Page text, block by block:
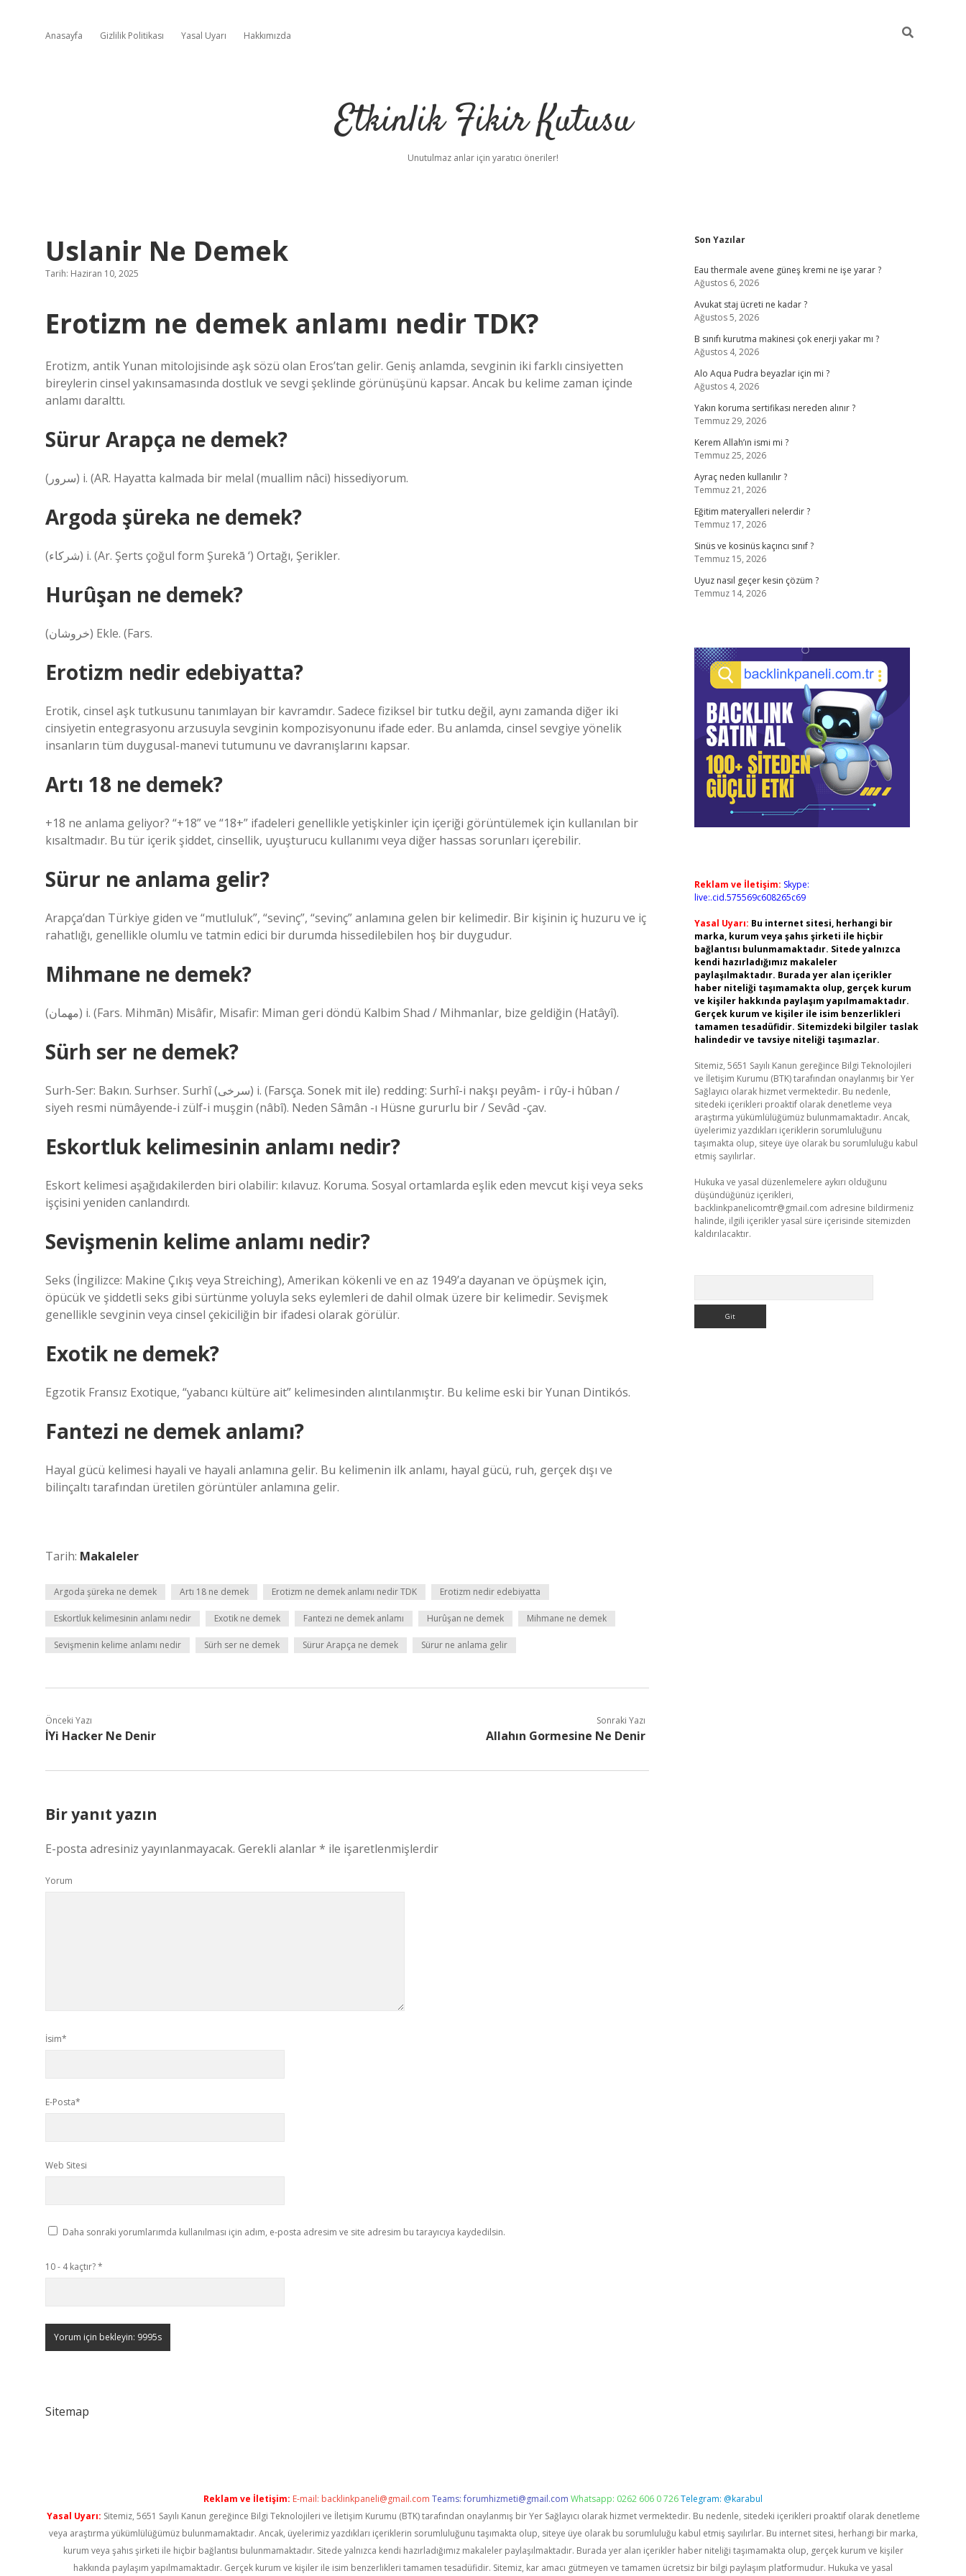
Anasayfa Gizlilik Politikası Yasal Uyarı Hakkımızda
Etkinlik Fikir Kutusu
Unutulmaz anlar için yaratıcı öneriler!
Uslanir Ne Demek
Tarih: Haziran 10, 2025
Erotizm ne demek anlamı nedir TDK?
Erotizm, antik Yunan mitolojisinde aşk sözü olan Eros’tan gelir. Geniş anlamda, sevginin iki farklı cinsiyetten
bireylerin cinsel yakınsamasında dostluk ve sevgi şeklinde görünüşünü kapsar. Ancak bu kelime zaman içinde
anlamı daralttı.
Sürur Arapça ne demek?
(ﺳﺮﻭﺭ) i. (AR. Hayatta kalmada bir melal (muallim nâci) hissediyorum.
Argoda şüreka ne demek?
(ﺷﺮﻛﺎﺀ) i. (Ar. Şerts çoğul form Şurekā ‘) Ortağı, Şerikler.
Hurûşan ne demek?
(ﺧﺮﻭﺷﺎﻥ) Ekle. (Fars.
Erotizm nedir edebiyatta?
Erotik, cinsel aşk tutkusunu tanımlayan bir kavramdır. Sadece fiziksel bir tutku değil, aynı zamanda diğer iki
cinsiyetin entegrasyonu arzusuyla sevginin kompozisyonunu ifade eder. Bu anlamda, cinsel sevgiye yönelik
insanların tüm duygusal-manevi tutumunu ve davranışlarını kapsar.
Artı 18 ne demek?
+18 ne anlama geliyor? “+18” ve “18+” ifadeleri genellikle yetişkinler için içeriği görüntülemek için kullanılan bir
kısaltmadır. Bu tür içerik şiddet, cinsellik, uyuşturucu kullanımı veya diğer hassas sorunları içerebilir.
Sürur ne anlama gelir?
Arapça’dan Türkiye giden ve “mutluluk”, “sevinç”, “sevinç” anlamına gelen bir kelimedir. Bir kişinin iç huzuru ve iç
rahatlığı, genellikle olumlu ve tatmin edici bir durumda hissedilebilen hoş bir duygudur.
Mihmane ne demek?
(ﻣﻬﻤﺎﻥ) i. (Fars. Mihmān) Misâfir, Misafir: Miman geri döndü Kalbim Shad / Mihmanlar, bize geldiğin (Hatâyî).
Sürh ser ne demek?
Surh-Ser: Bakın. Surhser. Surhî (ﺳﺮﺧﻰ) i. (Farsça. Sonek mit ile) redding: Surhî-i nakşı peyâm- i rûy-i hûban /
siyeh resmi nümâyende-i zülf-i muşgin (nâbî). Neden Sâmân -ı Hüsne gururlu bir / Sevâd -çav.
Eskortluk kelimesinin anlamı nedir?
Eskort kelimesi aşağıdakilerden biri olabilir: kılavuz. Koruma. Sosyal ortamlarda eşlik eden mevcut kişi veya seks
işçisini yeniden canlandırdı.
Sevişmenin kelime anlamı nedir?
Seks (İngilizce: Makine Çıkış veya Streiching), Amerikan kökenli ve en az 1949’a dayanan ve öpüşmek için,
öpücük ve şiddetli seks gibi sürtünme yoluyla seks eylemleri de dahil olmak üzere bir kelimedir. Sevişmek
genellikle sevginin veya cinsel çekiciliğin bir ifadesi olarak görülür.
Exotik ne demek?
Egzotik Fransız Exotique, “yabancı kültüre ait” kelimesinden alıntılanmıştır. Bu kelime eski bir Yunan Dintikós.
Fantezi ne demek anlamı?
Hayal gücü kelimesi hayali ve hayali anlamına gelir. Bu kelimenin ilk anlamı, hayal gücü, ruh, gerçek dışı ve
bilinçaltı tarafından üretilen görüntüler anlamına gelir.
Tarih: Makaleler
Argoda şüreka ne demek Artı 18 ne demek Erotizm ne demek anlamı nedir TDK Erotizm nedir edebiyatta
Eskortluk kelimesinin anlamı nedir Exotik ne demek Fantezi ne demek anlamı Hurûşan ne demek Mihmane ne demek
Sevişmenin kelime anlamı nedir Sürh ser ne demek Sürur Arapça ne demek Sürur ne anlama gelir
Önceki Yazı
İYi Hacker Ne Denir
Sonraki Yazı
Allahın Gormesine Ne Denir
Bir yanıt yazın
E-posta adresiniz yayınlanmayacak. Gerekli alanlar* ile işaretlenmişlerdir
Yorum
İsim*
E-Posta*
Web Sitesi
Daha sonraki yorumlarımda kullanılması için adım, e-posta adresim ve site adresim bu tarayıcıya kaydedilsin.
10 - 4 kaçtır?*
Sitemap
Sidebar
Son Yazılar
Eau thermale avene güneş kremi ne işe yarar ?
Ağustos 6, 2026
Avukat staj ücreti ne kadar ?
Ağustos 5, 2026
B sınıfı kurutma makinesi çok enerji yakar mı ?
Ağustos 4, 2026
Alo Aqua Pudra beyazlar için mi ?
Ağustos 4, 2026
Yakın koruma sertifikası nereden alınır ?
Temmuz 29, 2026
Kerem Allah’ın ismi mi ?
Temmuz 25, 2026
Ayraç neden kullanılır ?
Temmuz 21, 2026
Eğitim materyalleri nelerdir ?
Temmuz 17, 2026
Sinüs ve kosinüs kaçıncı sınıf ?
Temmuz 15, 2026
Uyuz nasıl geçer kesin çözüm ?
Temmuz 14, 2026
Reklam ve İletişim: Skype:
live:.cid.575569c608265c69
Yasal Uyarı: Bu internet sitesi, herhangi bir
marka, kurum veya şahıs şirketi ile hiçbir
bağlantısı bulunmamaktadır. Sitede yalnızca
kendi hazırladığımız makaleler
paylaşılmaktadır. Burada yer alan içerikler
haber niteliği taşımamakta olup, gerçek kurum
ve kişiler hakkında paylaşım yapılmamaktadır.
Gerçek kurum ve kişiler ile isim benzerlikleri
tamamen tesadüfidir. Sitemizdeki bilgiler taslak
halindedir ve tavsiye niteliği taşımazlar.
Sitemiz, 5651 Sayılı Kanun gereğince Bilgi Teknolojileri
ve İletişim Kurumu (BTK) tarafından onaylanmış bir Yer
Sağlayıcı olarak hizmet vermektedir. Bu nedenle,
sitedeki içerikleri proaktif olarak denetleme veya
araştırma yükümlülüğümüz bulunmamaktadır. Ancak,
üyelerimiz yazdıkları içeriklerin sorumluluğunu
taşımakta olup, siteye üye olarak bu sorumluluğu kabul
etmiş sayılırlar.
Hukuka ve yasal düzenlemelere aykırı olduğunu
düşündüğünüz içerikleri,
backlinkpanelicomtr@gmail.com adresine bildirmeniz
halinde, ilgili içerikler yasal süre içerisinde sitemizden
kaldırılacaktır.
Reklam ve İletişim: E-mail: backlinkpaneli@gmail.com Teams:forumhizmeti@gmail.com Whatsapp: 0262 606 0 726Telegram: @karabul
Yasal Uyarı: Sitemiz, 5651 Sayılı Kanun gereğince Bilgi Teknolojileri ve İletişim Kurumu (BTK) tarafından onaylanmış bir Yer Sağlayıcı olarak hizmet vermektedir. Bu nedenle, sitedeki içerikleri proaktif olarak denetleme
veya araştırma yükümlülüğümüz bulunmamaktadır. Ancak, üyelerimiz yazdıkları içeriklerin sorumluluğunu taşımakta olup, siteye üye olarak bu sorumluluğu kabul etmiş sayılırlar. Bu internet sitesi, herhangi bir marka,
kurum veya şahıs şirketi ile hiçbir bağlantısı bulunmamaktadır. Sitede yalnızca kendi hazırladığımız makaleler paylaşılmaktadır. Burada yer alan içerikler haber niteliği taşımamakta olup, gerçek kurum ve kişiler
hakkında paylaşım yapılmamaktadır. Gerçek kurum ve kişiler ile isim benzerlikleri tamamen tesadüfidir. Sitemiz, kar amacı gütmeyen ve tamamen ücretsiz bir bilgi paylaşım platformudur. Hukuka ve yasal